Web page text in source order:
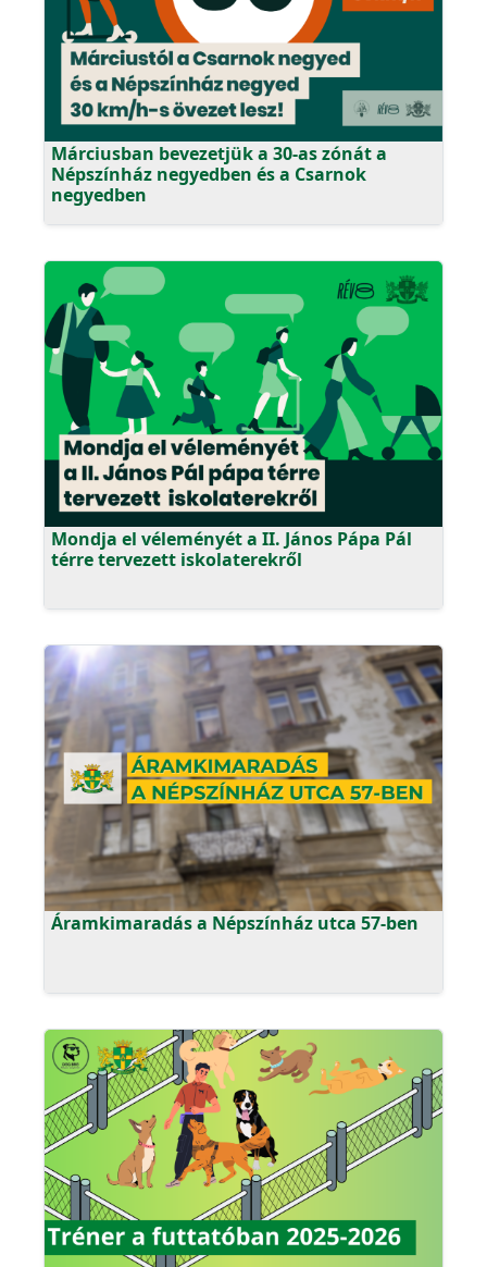
Márciusban bevezetjük a 30-as zónát a
Népszínház negyedben és a Csarnok
negyedben
Mondja el véleményét a II. János Pápa Pál
térre tervezett iskolaterekről
Áramkimaradás a Népszínház utca 57-ben